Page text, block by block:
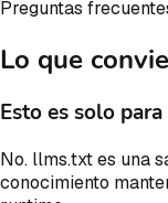
Preguntas
Lo que
Esto es solo
No. llms.txt es una
conocimiento